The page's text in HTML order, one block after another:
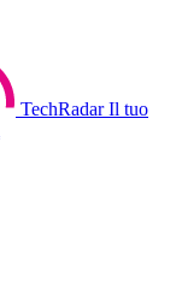
TechRadar Il tuo